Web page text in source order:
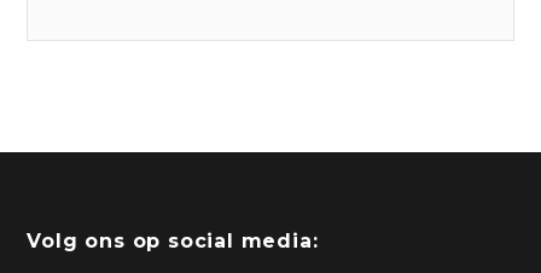
Volg ons op social media: